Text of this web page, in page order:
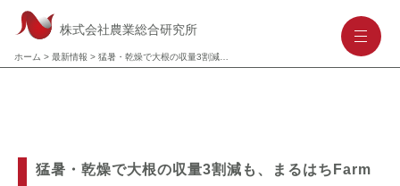
株式会社農業総合研究所
ホーム > 最新情報 >
--
猛暑・乾燥で大根の収量3割減も、まるはちFarm